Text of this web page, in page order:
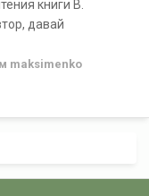
книги В.
давай
maksimenko